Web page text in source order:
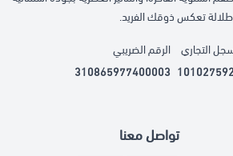
تعكس ذوقك الفريد.
التجاري
الرقم الضريبي
310865977400003
تواصل معنا